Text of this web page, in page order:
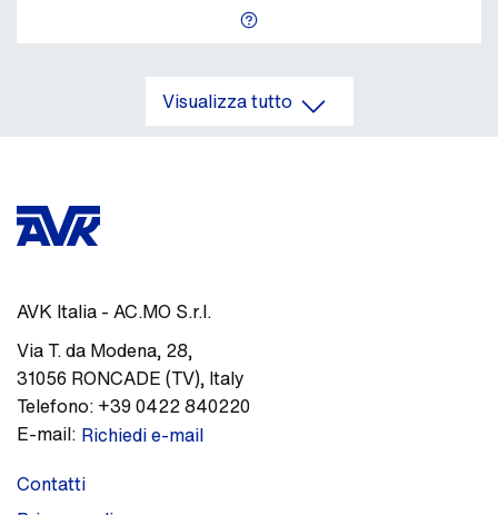
Visualizza tutto
AVK Italia - AC.MO S.r.l.
Via T. da Modena, 28,
31056 RONCADE (TV), Italy
Telefono: +39 0422 840220
E-mail: Richiedi e-mail
Contatti